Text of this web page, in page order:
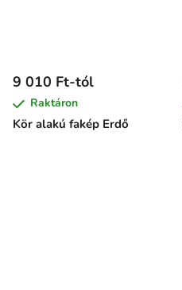
Kör alakú fakép Erdő
9 010 Ft-tól
Raktáron